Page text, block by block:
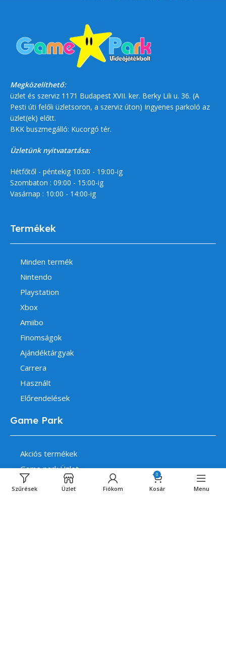
Megközelíthető:
üzlet és szerviz 1171 Budapest XVII. ker. Berky Lili u. 36. (A
Pesti úti felőli üzletsoron, a szerviz úton) Ingyenes parkoló az
üzlet(ek) előtt.
BKK buszmegálló: Kucorgó tér.
Üzletünk nyitvatartása:
Hétfőtől - péntekig 10:00 - 19:00-ig
Szombaton : 09:00 - 15:00-ig
Vasárnap : 10:00 - 14:00-ig
Termékek
Minden termék
Nintendo
Playstation
Xbox
Amiibo
Finomságok
Ajándéktárgyak
Carrera
Használt
Előrendelések
Game Park
Akciós termékek
Game park Üzlet
Előrendelések
Szűrések Üzlet Fiókom
0
Kosár Menu